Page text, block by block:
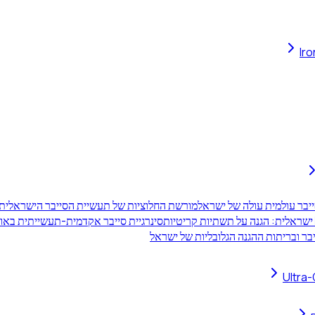
עולמית עולה של ישראלמורשת החלוציות של תעשיית הסייבר
סינרגיית סייבר אקדמית-תעשייתית
ובריתות ההגנה הגלובליות של ישראל
Ultra-